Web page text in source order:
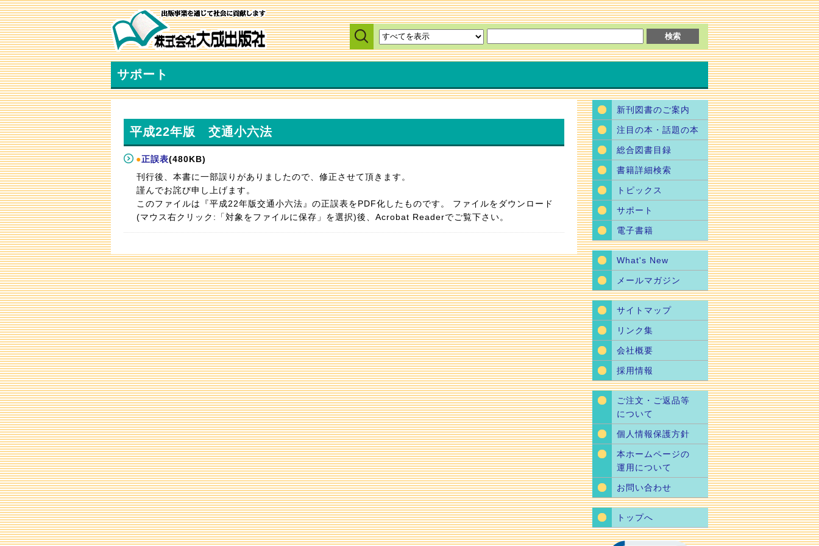
サポート
平成22年版 交通小六法
●正誤表(480KB)
刊行後、本書に一部誤りがありましたので、修正させて頂きます。
謹んでお詫び申し上げます。
このファイルは『平成22年版交通小六法』の正誤表をPDF化したものです。 ファイルをダウンロード
(マウス右クリック:「対象をファイルに保存」を選択)後、Acrobat Readerでご覧下さい。
新刊図書のご案内
注目の本・話題の本
総合図書目録
書籍詳細検索
トピックス
サポート
電子書籍
What's New
メールマガジン
サイトマップ
リンク集
会社概要
採用情報
ご注文・ご返品等
について
個人情報保護方針
本ホームページの
運用について
お問い合わせ
トップへ